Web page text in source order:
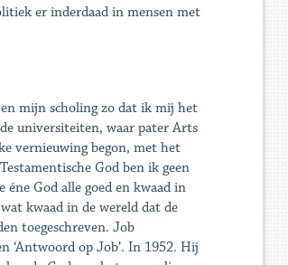
er inderdaad in mensen met
mijn scholing zo dat ik mij het
universiteiten, waar pater Arts
vernieuwing begon, met het
God ben ik geen
God alle goed en kwaad in
kwaad in de wereld dat de
toegeschreven. Job
‘Antwoord op Job’. In 1952. Hij